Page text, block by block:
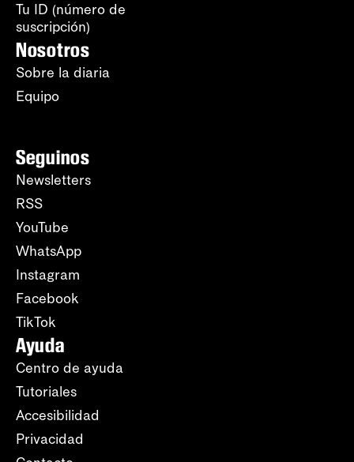
Tu ID (número de
suscripción)
Nosotros
Sobre la diaria
Equipo
Seguinos
Newsletters
RSS
YouTube
WhatsApp
Instagram
Facebook
TikTok
Ayuda
Centro de ayuda
Tutoriales
Accesibilidad
Privacidad